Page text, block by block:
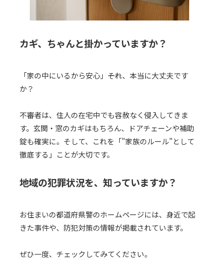
カギ、ちゃんと掛かっていますか？
「家の中にいるから安心」――それ、本当に大丈夫です
か？
不審者は、住人の在宅中でも容赦なく侵入してきま
す。玄関・窓のカギはもちろん、ドアチェーンや補助
錠も確実に。そして、これを「"家族のルール"として
徹底する」ことが大切です。
地域の犯罪状況を、知っていますか？
お住まいの都道府県警のホームページには、身近で起
きた事件や、防犯対策の情報が掲載されています。
ぜひ一度、チェックしてみてください。